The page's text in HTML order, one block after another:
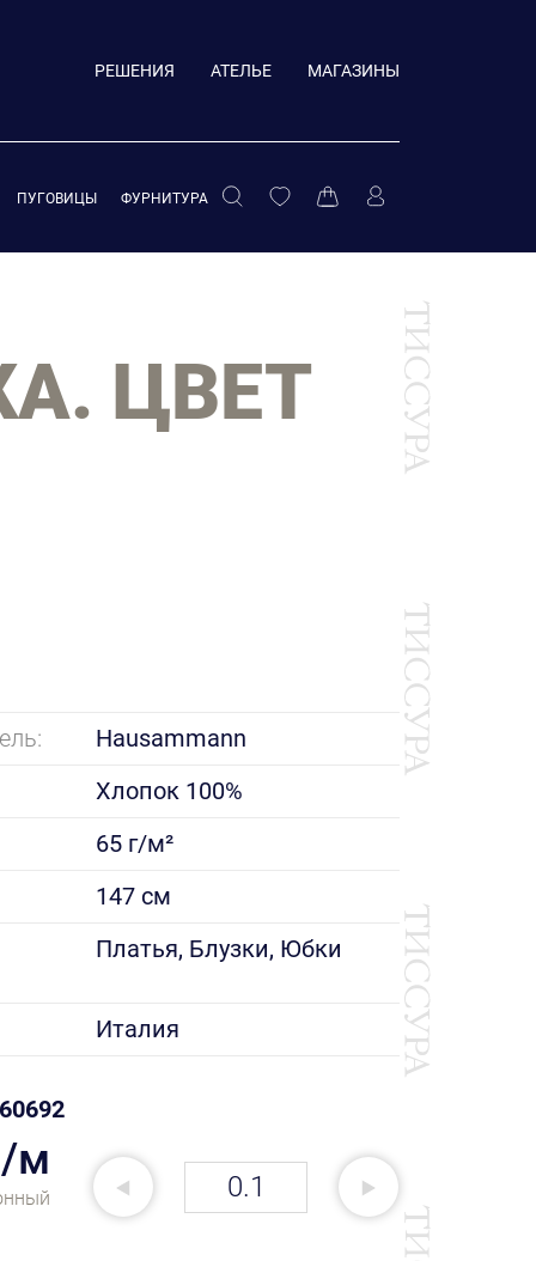
РЕШЕНИЯ АТЕЛЬЕ МАГАЗИНЫ
ПУГОВИЦЫ ФУРНИТУРА
ЦВЕТ
Hausammann
Хлопок 100%
65 г/м²
147 см
Платья, Блузки, Юбки
Италия
м